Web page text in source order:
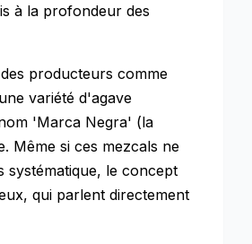
à la profondeur des
producteurs comme
variété d'agave
'Marca Negra' (la
Même si ces mezcals ne
systématique, le concept
qui parlent directement